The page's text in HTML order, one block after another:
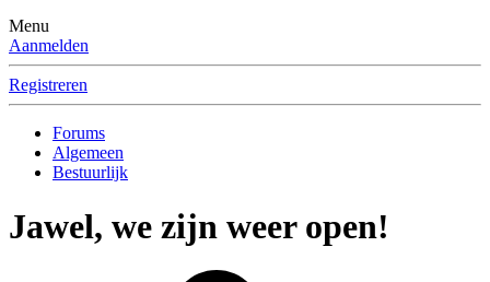
Menu
Aanmelden
Registreren
Forums
Algemeen
Bestuurlijk
Jawel, we zijn weer open!